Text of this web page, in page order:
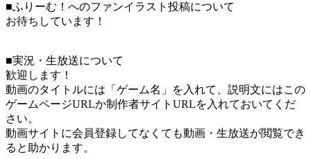
■ふりーむ！へのファンイラスト投稿について
お待ちしています！
■実況・生放送について
歓迎します！
動画のタイトルには「ゲーム名」を入れて、説明文にはこの
ゲームページURLか制作者サイトURLを入れておいてくだ
さい。
動画サイトに会員登録してなくても動画・生放送が閲覧でき
ると助かります。